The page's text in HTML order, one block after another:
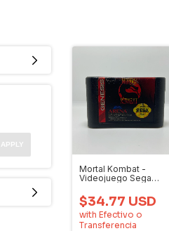
APPLY
Mortal Kombat -
Videojuego Sega
$34.77 USD
with Efectivo o
Transferencia